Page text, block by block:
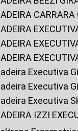
CADEIRA
CADEIRA
CADEIRA
CADEIRA
Cadeira Executiva
Cadeira Executiva
Cadeira Executiva
CADEIRA IZZI